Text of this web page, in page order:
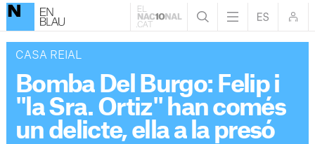
CASA REIAL
Bomba Del Burgo: Felip i
"la Sra. Ortiz" han comés
un delicte, ella a la presó